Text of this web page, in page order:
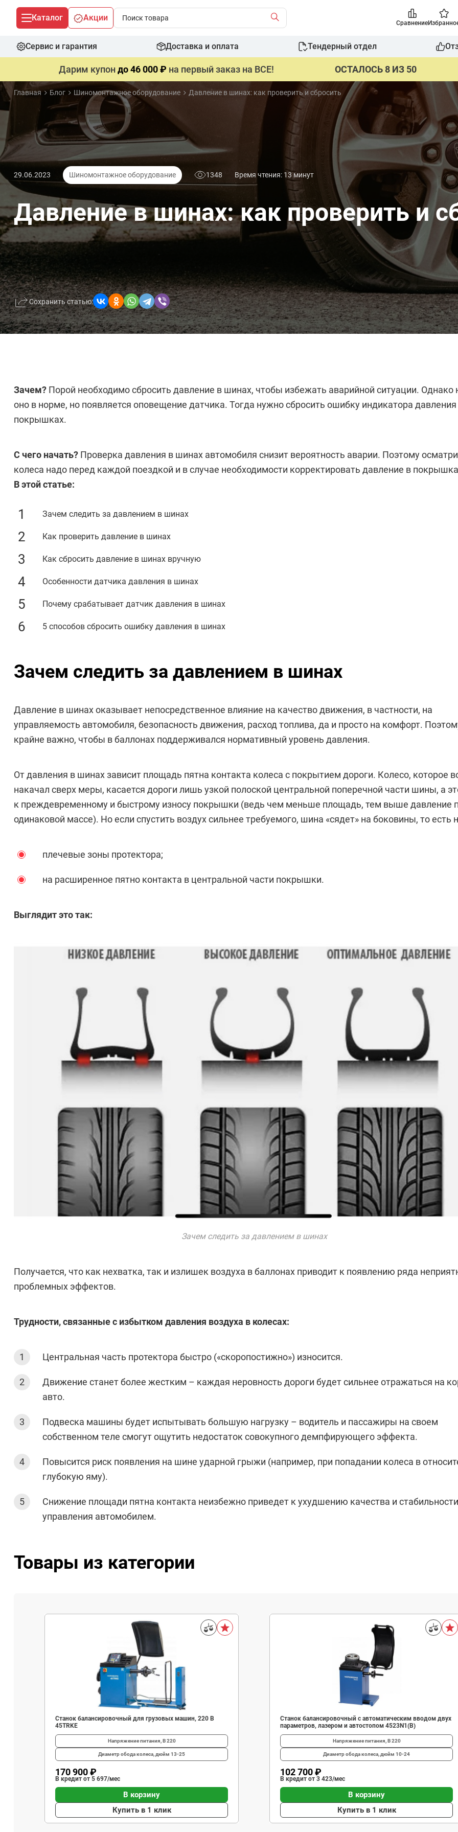
Каталог Акции
Сравнение
Сервис и гарантия Доставка и оплата Тендерный отдел
Дарим купондо 46 000 ₽ на первый заказ на ВСЕ! ОСТАЛОСЬ 8 ИЗ 50
Главная Блог Шиномонтажное оборудование Давление в шинах: как проверить и сбросить
29.06.2023 Шиномонтажное оборудование 1348 Время чтения: 13 минут
Давление в шинах: как проверить и
Сохранить статью:
Зачем? Порой необходимо сбросить давление в шинах, чтобы избежать аварийной ситуации. Однако
оно в норме, но появляется оповещение датчика. Тогда нужно сбросить ошибку индикатора давления
покрышках.
С чего начать? Проверка давления в шинах автомобиля снизит вероятность аварии. Поэтому
колеса надо перед каждой поездкой и в случае необходимости корректировать давление в
В этой статье:
Зачем следить за давлением в шинах
Как проверить давление в шинах
Как сбросить давление в шинах вручную
Особенности датчика давления в шинах
Почему срабатывает датчик давления в шинах
5 способов сбросить ошибку давления в шинах
Зачем следить за давлением в шинах
Давление в шинах оказывает непосредственное влияние на качество движения, в частности, на
управляемость автомобиля, безопасность движения, расход топлива, да и просто на комфорт.
крайне важно, чтобы в баллонах поддерживался нормативный уровень давления.
От давления в шинах зависит площадь пятна контакта колеса с покрытием дороги. Колесо, которое
накачал сверх меры, касается дороги лишь узкой полоской центральной поперечной части шины, а
к преждевременному и быстрому износу покрышки (ведь чем меньше площадь, тем выше давление
одинаковой массе). Но если спустить воздух сильнее требуемого, шина «сядет» на боковины, то есть
плечевые зоны протектора;
на расширенное пятно контакта в центральной части покрышки.
Выглядит это так:
Зачем следить за давлением в шинах
Получается, что как нехватка, так и излишек воздуха в баллонах приводит к появлению ряда
проблемных эффектов.
Трудности, связанные с избытком давления воздуха в колесах:
Центральная часть протектора быстро («скоропостижно») износится.
Движение станет более жестким – каждая неровность дороги будет сильнее отражаться на
авто.
Подвеска машины будет испытывать большую нагрузку – водитель и пассажиры на своем
собственном теле смогут ощутить недостаток совокупного демпфирующего эффекта.
Повысится риск появления на шине ударной грыжи (например, при попадании колеса в
глубокую яму).
Снижение площади пятна контакта неизбежно приведет к ухудшению качества и стабильности
управления автомобилем.
Товары из категории
Станок балансировочный для грузовых машин, 220 В
45TRKE
Напряжение питания, В220
Диаметр обода колеса, дюйм 13-25
170 900 ₽
В кредит от 5 697/мес
В корзину
Купить в 1 клик
Станок балансировочный с автоматическим вводом двух
параметров, лазером и автостопом 4523N1(B)
Напряжение питания, В220
Диаметр обода колеса, дюйм 10-24
102 700 ₽
В кредит от 3 423/мес
В корзину
Купить в 1 клик